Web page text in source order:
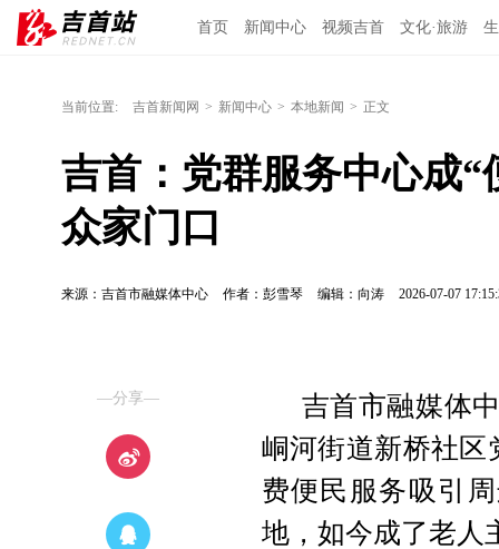
首页 新闻中心 视频吉首 文化·旅游
当前位置: 吉首新闻网 > 新闻中心 > 本地新闻 > 正文
吉首：党群服务中心成
众家门口
来源：吉首市融媒体中心 作者：彭雪琴 编辑：向涛 2026-07-07
—分享—
吉首市融媒体
峒河街道新桥社区
费便民服务吸引
地，如今成了老人